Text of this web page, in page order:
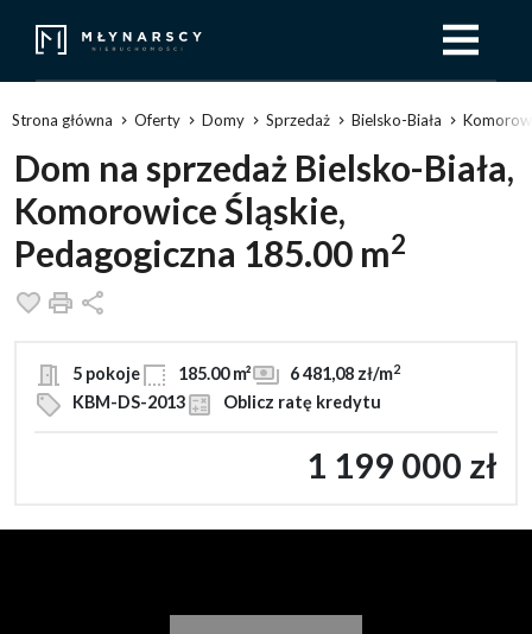
Strona główna Oferty Domy Sprzedaż Bielsko-Biała
Dom na sprzedaż Bielsko-Biała,
Komorowice Śląskie,
Pedagogiczna 185.00 m2
Dodaj do ulubionych
Drukuj
5 pokoje 185.00 m² 6 481,08 zł/m2
KBM-DS-2013 Oblicz ratę kredytu
1 199 000 zł